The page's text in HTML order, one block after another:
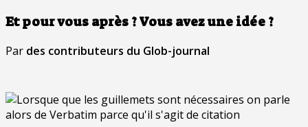
Et pour vous après ? Vous avez une idée ?
Par des contributeurs du Glob-journal